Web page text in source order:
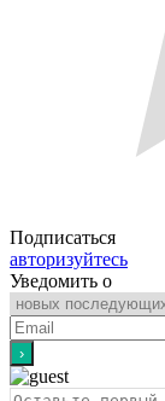
Подписаться
авторизуйтесь
Уведомить о